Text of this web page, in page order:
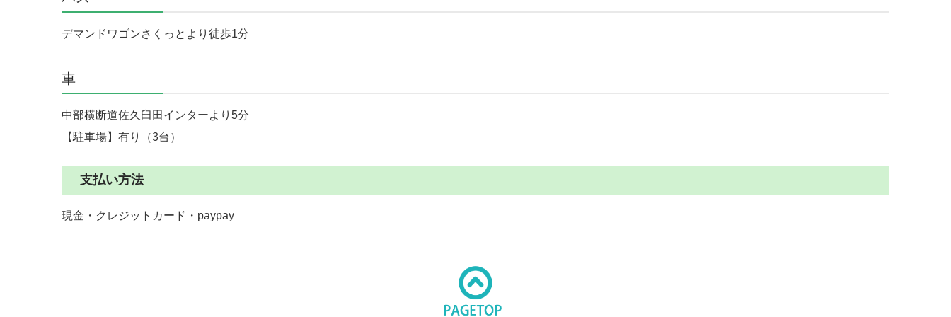
デマンドワゴンさくっとより徒歩1分
車
中部横断道佐久臼田インターより5分
【駐車場】有り（3台）
支払い方法
現金・クレジットカード・paypay